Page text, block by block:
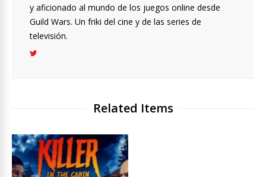
y aficionado al mundo de los juegos online desde
Guild Wars. Un friki del cine y de las series de
televisión.
Related Items